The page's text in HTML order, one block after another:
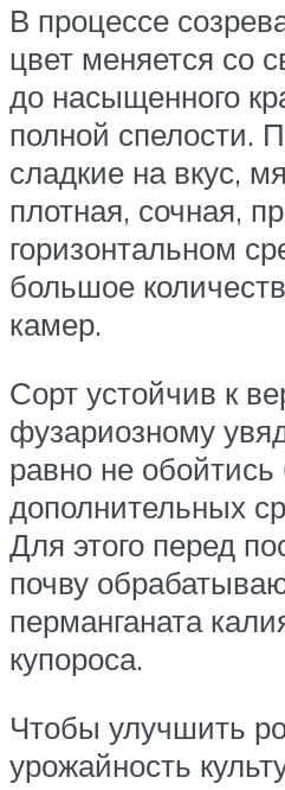
В процессе
цвет меняется со
до насыщенного
полной спелости.
сладкие на вкус,
плотная, сочная,
горизонтальном
большое
камер.
Сорт устойчив к
фузариозному
равно не обойтись
дополнительных
Для этого перед
почву
перманганата
купороса.
Чтобы улучшить
урожайность